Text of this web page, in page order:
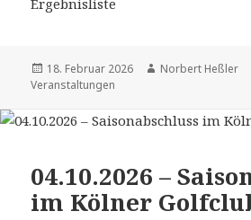
Ergebnisliste
Veröffentlicht
am
18. Februar 2026 Autor
Norbert Heßler
Veranstaltungen
04.10.2026 –
im Kölner